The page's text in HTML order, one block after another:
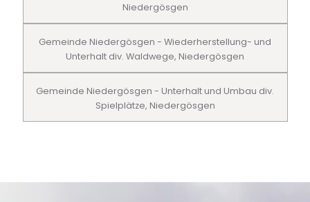
Niedergösgen
Gemeinde Niedergösgen - Wiederherstellung- und
Unterhalt div. Waldwege, Niedergösgen
Gemeinde Niedergösgen - Unterhalt und Umbau div.
Spielplätze, Niedergösgen